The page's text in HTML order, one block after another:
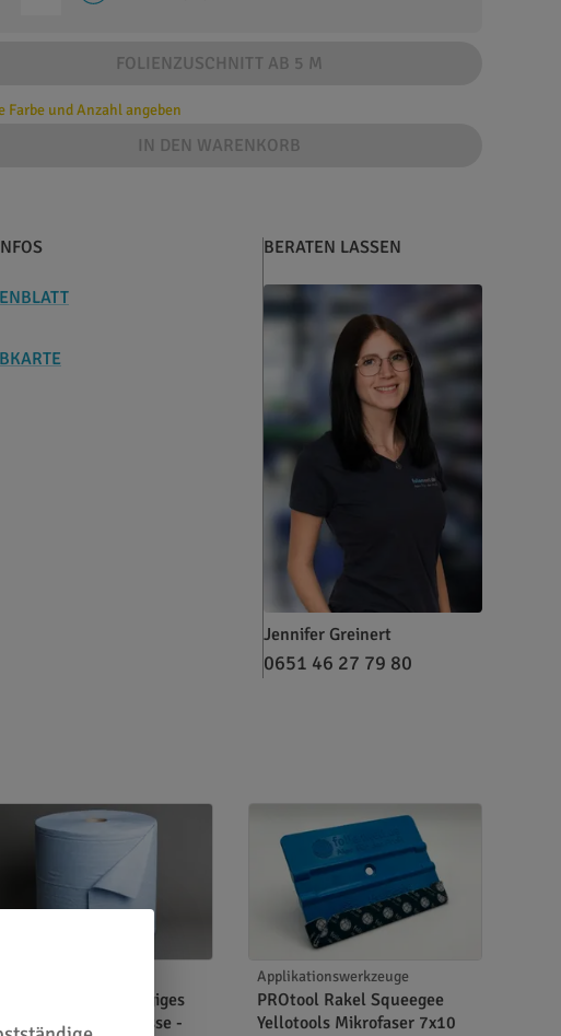
FOLIENZUSCHNITT AB 5 M
Farbe und Anzahl angeben
IN DEN WARENKORB
BERATEN LASSEN
Jennifer Greinert
0651 46 27 79 80
R177-2 3-lagiges
1000 Abrisse -
Applikationswerkzeuge
PROtool Rakel Squeegee
Yellotools Mikrofaser 7x10